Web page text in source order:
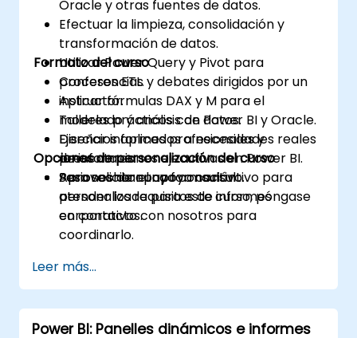
Oracle y otras fuentes de datos.
Efectuar la limpieza, consolidación y
transformación de datos.
Utilizar Power Query y Pivot para
procesos ETL.
Aplicar fórmulas DAX y M para el
modelado y análisis de datos.
Diseñar informes profesionales y
presentaciones ejecutivas en Power BI.
Aprovechar el apoyo consultivo para
atender los requisitos de informes
corporativos.
Formato del curso
Conferencias y debates dirigidos por un
instructor.
Talleres prácticos con Power BI y Oracle.
Ejercicios aplicados a necesidades reales
de informes.
Sesiones de apoyo consultivo.
Opciones de personalización del curso
Para solicitar una formación
personalizada para este curso, póngase
en contacto con nosotros para
coordinarlo.
Leer más...
Power BI: Panelles dinámicos e informes